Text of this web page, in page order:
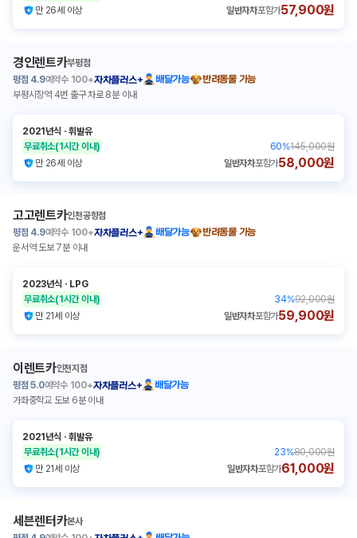
만 26세 이상
일반자차포함가57,900원
경인렌트카부평점
평점 4.9예약수 100+자차플러스+ 배달가능
반려동물 가능
부평시장역 4번 출구 차로 8분 이내
2021년식 ㆍ휘발유
무료취소(1시간 이내) 60%145,000원
만 26세 이상
일반자차포함가58,000원
고고렌트카인천공항점
평점 4.9예약수 100+자차플러스+ 배달가능
반려동물 가능
운서역 도보 7분 이내
2023년식 ㆍ LPG
무료취소(1시간 이내) 34%92,000원
만 21세 이상
일반자차포함가59,900원
이렌트카인천지점
평점 5.0예약수 100+자차플러스+
배달가능
가좌중학교 도보 6분 이내
2021년식 ㆍ휘발유
무료취소(1시간 이내) 23%80,000원
만 21세 이상
일반자차포함가61,000원
세븐렌터카본사